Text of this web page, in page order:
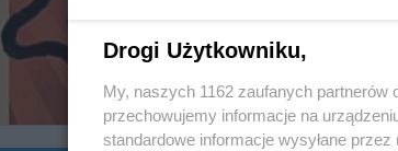
mama
Drogi Użytkowniku,
My, naszych 1162 zaufanych
przechowujemy informacje na
standardowe informacje wysyłane